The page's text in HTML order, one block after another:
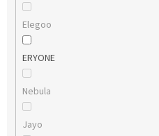
Elegoo
ERYONE
Nebula
Jayo